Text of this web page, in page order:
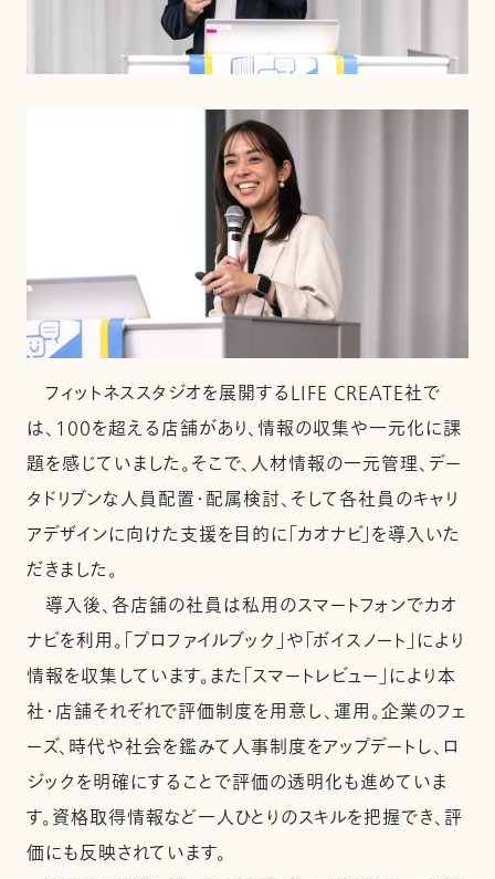
フィットネススタジオを展開するLIFE CREATE社で
は、100を超える店舗があり、情報の収集や一元化に課
題を感じていました。そこで、人材情報の一元管理、デー
タドリブンな人員配置・配属検討、そして各社員のキャリ
アデザインに向けた支援を目的に「カオナビ」を導入いた
だきました。
導入後、各店舗の社員は私用のスマートフォンでカオ
ナビを利用。「プロファイルブック」や「ボイスノート」により
情報を収集しています。また「スマートレビュー」により本
社・店舗それぞれで評価制度を用意し、運用。企業のフェ
ーズ、時代や社会を鑑みて人事制度をアップデートし、ロ
ジックを明確にすることで評価の透明化も進めていま
す。資格取得情報など一人ひとりのスキルを把握でき、評
価にも反映されています。